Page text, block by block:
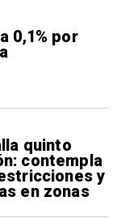
0,1% por
quinto
contempla
y
en zonas